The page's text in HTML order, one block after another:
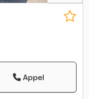
Appel